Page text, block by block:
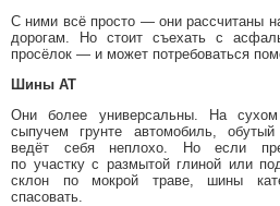
С ними всё просто — они рассчитаны
дорогам. Но стоит съехать с
просёлок — и может потребоваться
Шины АТ
Они более универсальны. На
сыпучем грунте автомобиль,
ведёт себя неплохо. Но если
по участку с размытой глиной или
склон по мокрой траве, шины
спасовать.